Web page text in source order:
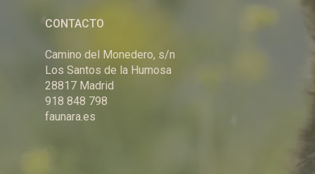
CONTACTO
Camino del Monedero, s/n
Los Santos de la Humosa
28817 Madrid
918 848 798
faunara.es